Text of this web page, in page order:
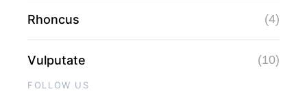
Rhoncus (4)
Vulputate (10)
FOLLOW US